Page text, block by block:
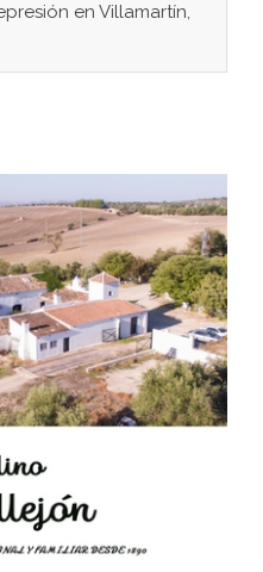
en Villamartín,
febrero-julio 1936
en el campo: del
de Los Hurones